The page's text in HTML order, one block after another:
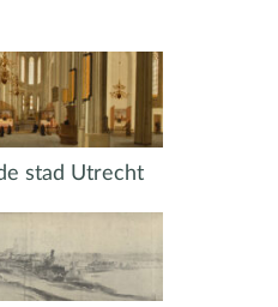
stad Utrecht